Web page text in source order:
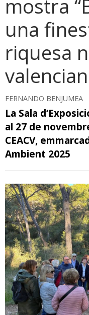
mostra
una
riquesa
FERNANDO BENJUMEA
La Sala
al 27 de
CEACV,
Ambient 2025